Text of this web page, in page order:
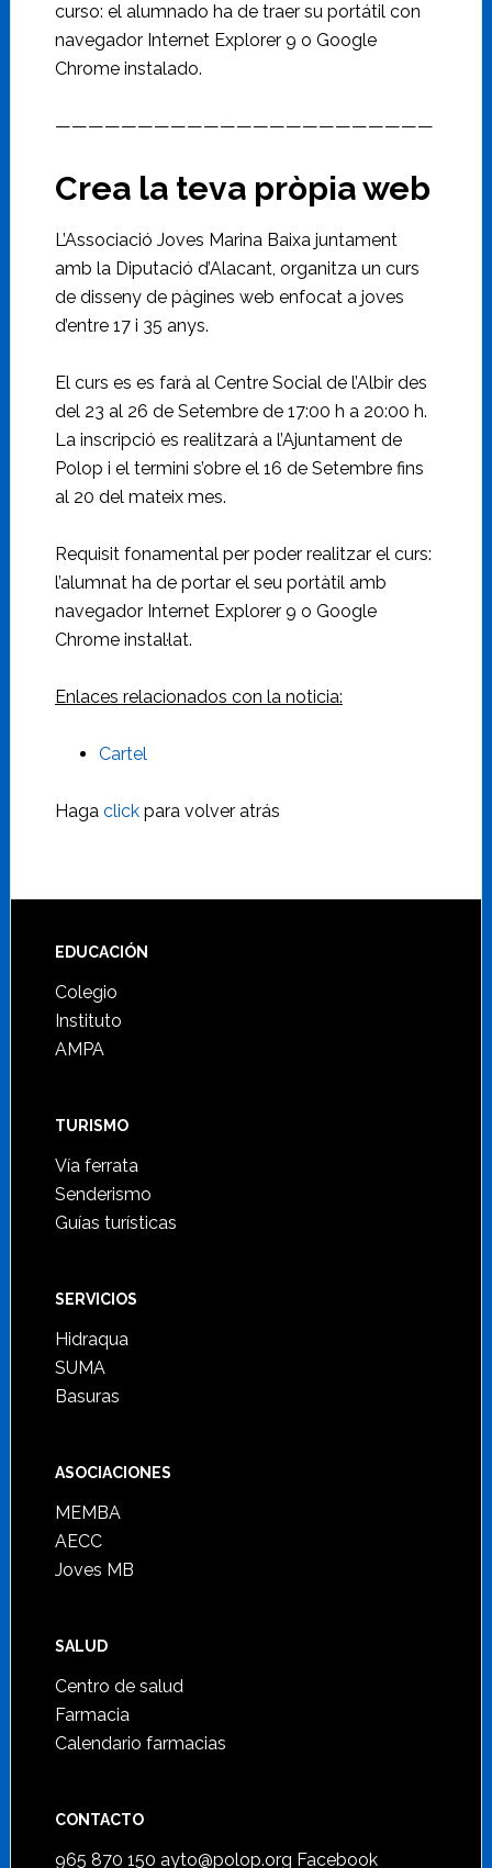
curso: el alumnado ha de traer su portátil con
navegador Internet Explorer 9 o Google
Chrome instalado.
———————————————————————
Crea la teva pròpia web
L’Associació Joves Marina Baixa juntament
amb la Diputació d’Alacant, organitza un curs
de disseny de pàgines web enfocat a joves
d’entre 17 i 35 anys.
El curs es es farà al Centre Social de l’Albir des
del 23 al 26 de Setembre de 17:00 h a 20:00 h.
La inscripció es realitzarà a l’Ajuntament de
Polop i el termini s’obre el 16 de Setembre fins
al 20 del mateix mes.
Requisit fonamental per poder realitzar el curs:
l’alumnat ha de portar el seu portàtil amb
navegador Internet Explorer 9 o Google
Chrome instal·lat.
Enlaces relacionados con la noticia:
Cartel
Haga clickpara volver atrás
Footer
EDUCACIÓN
Colegio
Instituto
AMPA
TURISMO
Vía ferrata
Senderismo
Guías turísticas
SERVICIOS
Hidraqua
SUMA
Basuras
ASOCIACIONES
MEMBA
AECC
Joves MB
SALUD
Centro de salud
Farmacia
Calendario farmacias
CONTACTO
965 870 150 ayto@polop.org Facebook